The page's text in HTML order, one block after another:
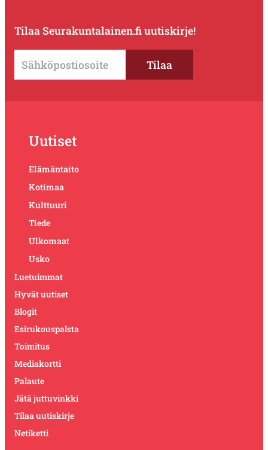
Tilaa Seurakuntalainen.fi uutiskirje!
Uutiset
Elämäntaito
Kotimaa
Kulttuuri
Tiede
Ulkomaat
Usko
Luetuimmat
Hyvät uutiset
Blogit
Esirukouspalsta
Toimitus
Mediakortti
Palaute
Jätä juttuvinkki
Tilaa uutiskirje
Netiketti